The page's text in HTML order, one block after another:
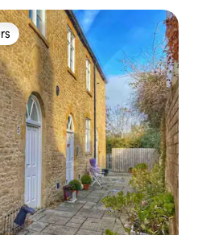
plus appréciés